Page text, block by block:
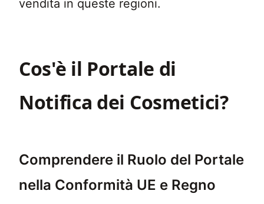
vendita in queste regioni.
Cos'è il Portale di
Notifica dei Cosmetici?
Comprendere il Ruolo del Portale
nella Conformità UE e Regno